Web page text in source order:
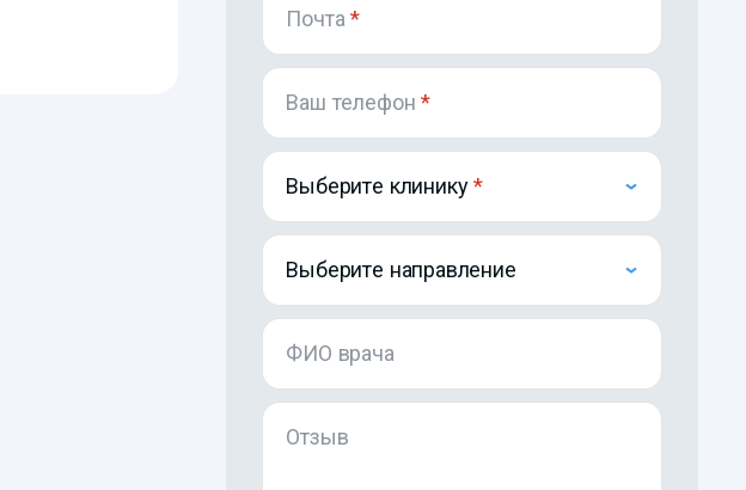
Почта*
Ваш телефон*
Выберите клинику
Выберите направление
ФИО врача
Отзыв